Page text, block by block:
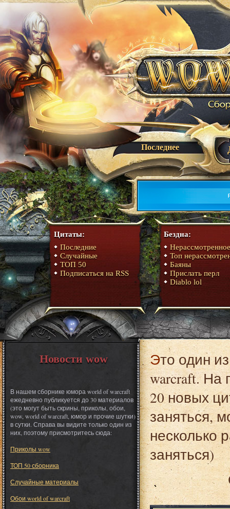
Последнее
Цитаты:
Последние
Случайные
ТОП 50
Подписаться на RSS
Бездна:
Нерассмотренное
Топ
Баяны
Прислать перл
Diablo lol
Новости wow
В нашем сборнике юмора world of warcraft
ежедневно публикуется до 30 материалов
(это могут быть скрины, приколы, обои,
wow, world of warcraft, юмор и прочие шутки)
в сутки. Справа вы видите только один из
них, поэтому присмотритесь сюда:
Приколы wow
ТОП 50 сборника
Случайные материалы
Обои world of warcraft
Это один из материалов сборника юмора World of
warcraft. На
20 новых
заняться,
несколько
заняться)